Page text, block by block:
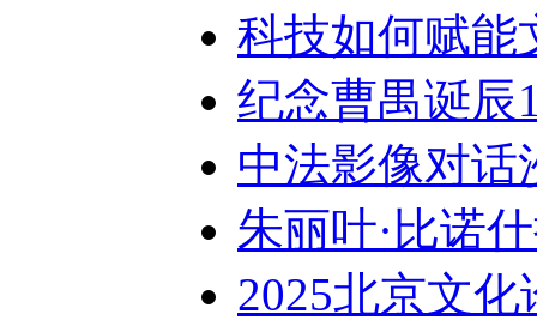
科技如何赋能
纪念曹禺诞辰
中法影像对话
朱丽叶·比诺
2025北京文